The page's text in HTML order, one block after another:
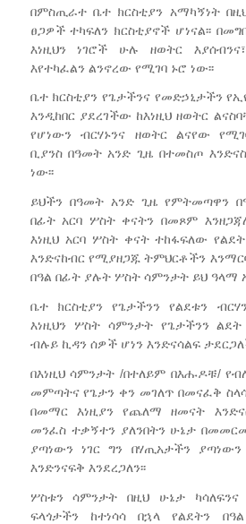
በምስጢራተ ቤተ ክርስቲያን አማካኝነት
ፀጋዎች ተካፍለን ክርስቲያኖች ሆነናል፡፡
እነዚህን ነገሮች ሁሉ ዘወትር
እየተካፈልን ልንኖረው የሚገባ ኑሮ ነው፡፡
ቤተ ክርስቲያን የጌታችንና የመድኃኒታችን
እንዲከበር ያደረገችው ከእነዚህ ዘወትር
የሆነውን ብርሃኑንና ዘወትር ልናየው
ቢያንስ በዓመት አንድ ጊዜ በተመስጦ
ነው፡፡
ይህችን በዓመት አንድ ጊዜ የምትመጣዋን
በፊት አርባ ሦስት ቀናትን በመጾም
እነዚህ አርባ ሦስት ቀናት ተከፋፍለው
እንድናከብር የሚያዘጋጁ ትምህርቶችን
በዓል በፊት ያሉት ሦስት ሳምንታት ይህ ዓላማ
ቤተ ክርስቲያን የጌታችንን የልደቱን
እነዚህን ሦስት ሳምንታት የጌታችንን
ብሉይ ኪዳን ሰዎች ሆነን እንድናሳልፍ
በእነዚህ ሳምንታት /በተለይም በእሑዶቹ/
መምጣትና የጌታን ቀን መገለጥ በመናፈቅ
በመማር እነዚያን የጨለማ ዘመናት
መንፈስ ተቃኝተን ያለንበትን ሁኔታ
ያጣነውን ነገር ግን በሃጢአታችን
እንድንናፍቅ እንደረጋለን፡፡
ሦስቱን ሳምንታት በዚህ ሁኔታ ካሳለፍንና
ፍላጎታችን ከተነሳሳ በኋላ የልደትን በዓል